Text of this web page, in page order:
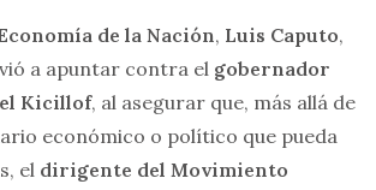
de la Nación, Luis Caputo,
a apuntar contra el gobernador
Kicillof, al asegurar que, más allá de
económico o político que pueda
el dirigente del Movimiento